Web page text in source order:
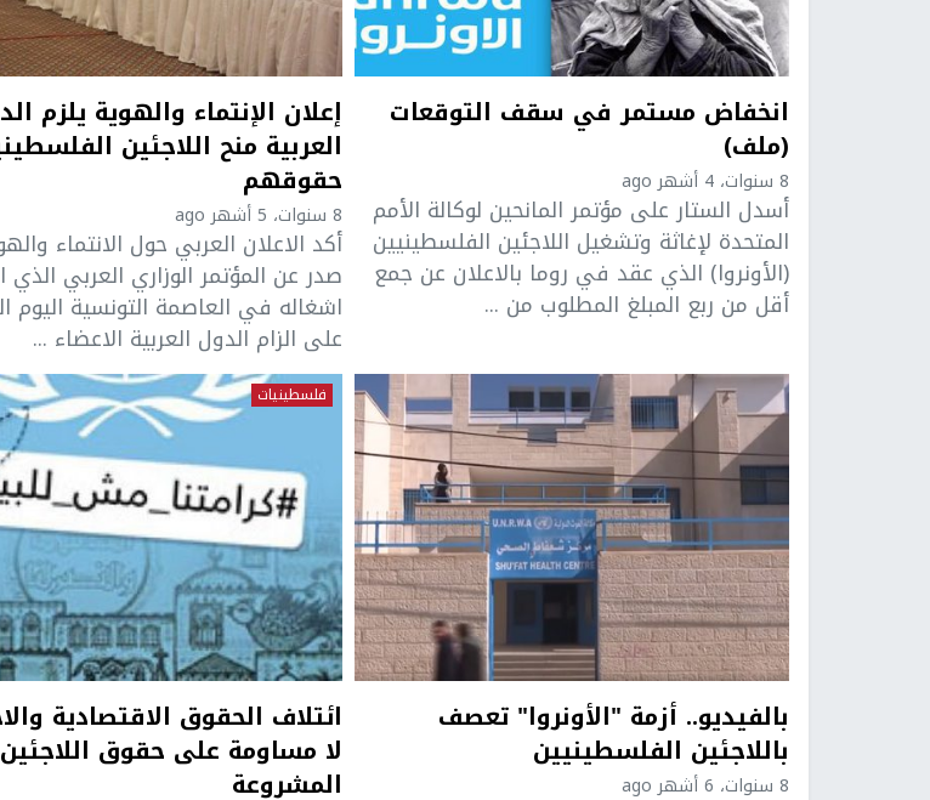
انخفاض مستمر في سقف التوقعات
(ملف)
8 سنوات، 4 أشهر ago
أسدل الستار على مؤتمر المانحين لوكالة الأمم
المتحدة لإغاثة وتشغيل اللاجئين الفلسطينيين
(الأونروا) الذي عقد في روما بالاعلان عن جمع
أقل من ربع المبلغ المطلوب من ...
إعلان الإنتماء والهوية يلزم
العربية منح اللاجئين
حقوقهم
8 سنوات، 5 أشهر ago
أكد الاعلان العربي حول الانتماء
صدر عن المؤتمر الوزاري العربي الذي
اشغاله في العاصمة التونسية اليوم
على الزام الدول العربية الاعضاء ...
بالفيديو.. أزمة "الأونروا" تعصف
باللاجئين الفلسطينيين
8 سنوات، 6 أشهر ago
فلسطينيات
ائتلاف الحقوق الاقتصادية
لا مساومة على حقوق اللاجئين
المشروعة